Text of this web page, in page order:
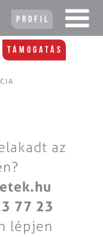
Profil
Támogatás
az
77 23
lépjen